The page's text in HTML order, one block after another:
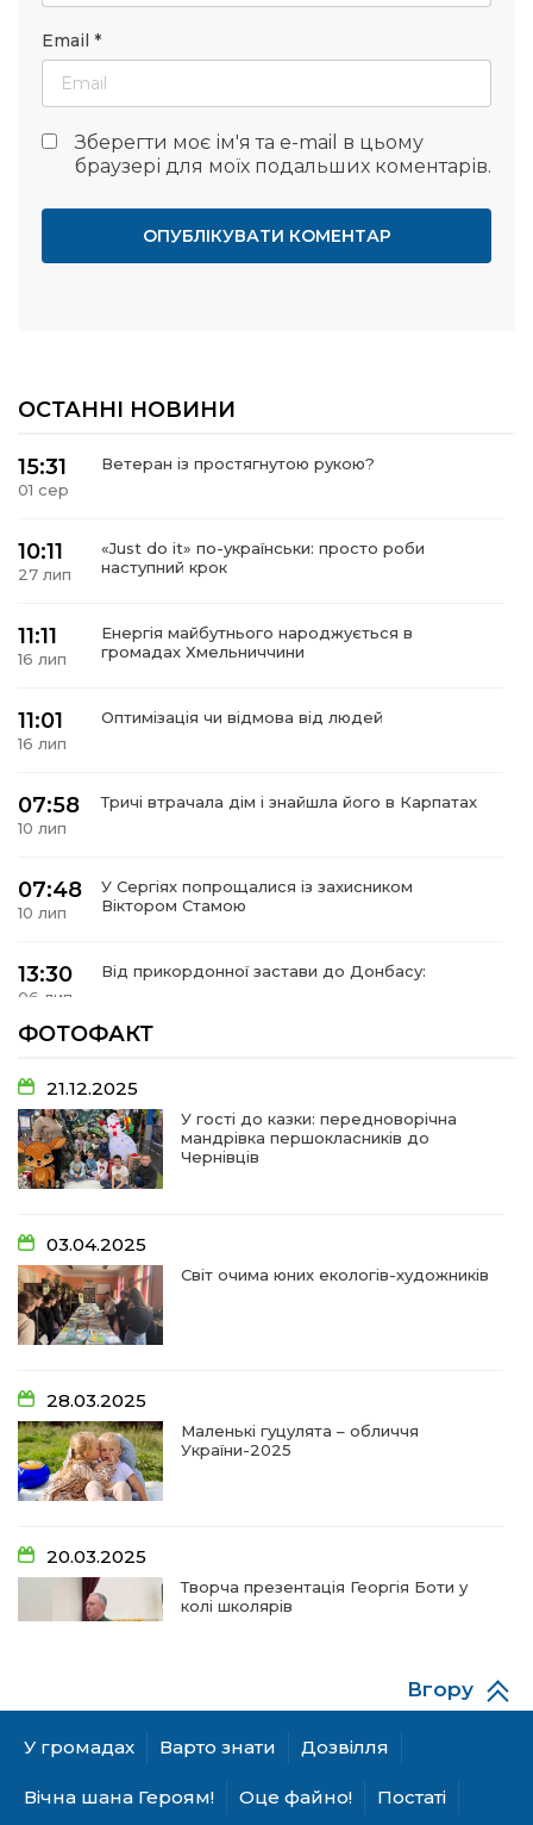
Email *
Зберегти моє ім'я та e-mail в цьому
браузері для моїх подальших коментарів.
ОСТАННІ НОВИНИ
15:31
01 сер
Ветеран із простягнутою рукою?
10:11
27 лип
«Just do it» по-українськи: просто роби
наступний крок
11:11
16 лип
Енергія майбутнього народжується в
громадах Хмельниччини
11:01
16 лип
Оптимізація чи відмова від людей
07:58
10 лип
Тричі втрачала дім і знайшла його в Карпатах
07:48
10 лип
У Сергіях попрощалися із захисником
Віктором Стамою
13:30
06 лип
Від прикордонної застави до Донбасу:
01 лип
09:31
28 чер
Творчі підсумки юних художників
09:28
28 чер
09:20
28 чер
Проза Людмили Охріменко: про те, що і гріє, і
болить…
14:44
19 чер
Рік невідомості та болю:
14:33
19 чер
На освітньому горизонті
09:09 Від дитячих випробувань до фронту
09:03
11 чер
ФОТОФАКТ
21.12.2025
У гості до казки: передноворічна
мандрівка першокласників до
Чернівців
03.04.2025
Світ очима юних екологів-художників
28.03.2025
Маленькі гуцулята – обличчя
України-2025
20.03.2025
Творча презентація Георгія Боти у
колі школярів
06.12.2024
А гуцулкам пасує хустка!
У громадах Варто знати Дозвілля
Вічна шана Героям! Оце файно! Постаті
Вгору